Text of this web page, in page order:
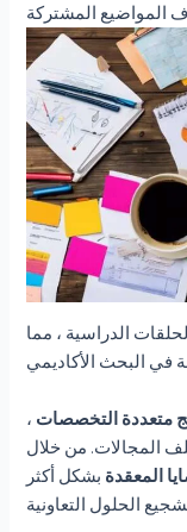
المواضيع المشتركة
الدراسية ، مما
متعددة التخصصات ،
المجالات. من خلال
المعقدة بشكل أكثر